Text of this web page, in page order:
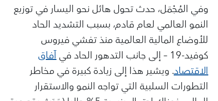
وفي المُجْمَل، حدث تحول هائل نحو اليسار في توزيع
النمو العالمي لعام قادم، بسبب التشديد الحاد
للأوضاع المالية العالمية منذ تفشي فيروس
كوفيد-19 – إلى جانب التدهور الحاد في
آفاق
الاقتصاد. ويشير هذا إلى زيادة كبيرة في مخاطر
التطورات السلبية التي تواجه النمو والاستقرار